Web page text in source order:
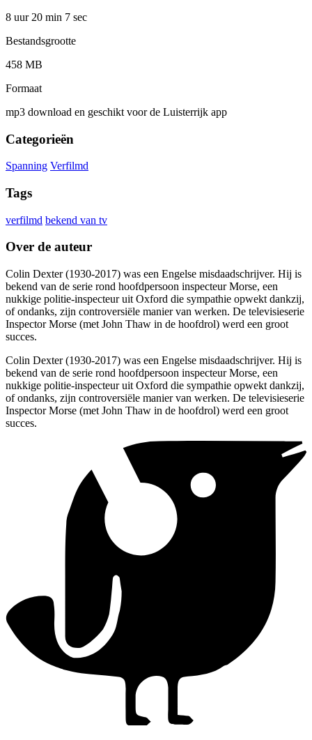
8 uur 20 min 7 sec
Bestandsgrootte
458 MB
Formaat
mp3 download en geschikt voor de Luisterrijk app
Categorieën
Spanning Verfilmd
Tags
verfilmd bekend van tv
Over de auteur
Colin Dexter (1930-2017) was een Engelse misdaadschrijver. Hij is
bekend van de serie rond hoofdpersoon inspecteur Morse, een
nukkige politie-inspecteur uit Oxford die sympathie opwekt dankzij,
of ondanks, zijn controversiële manier van werken. De televisieserie
Inspector Morse (met John Thaw in de hoofdrol) werd een groot
succes.
Colin Dexter (1930-2017) was een Engelse misdaadschrijver. Hij is
bekend van de serie rond hoofdpersoon inspecteur Morse, een
nukkige politie-inspecteur uit Oxford die sympathie opwekt dankzij,
of ondanks, zijn controversiële manier van werken. De televisieserie
Inspector Morse (met John Thaw in de hoofdrol) werd een groot
succes.